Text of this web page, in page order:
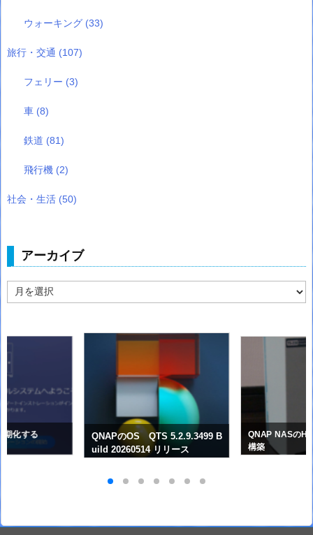
ウォーキング (33)
旅行・交通 (107)
フェリー (3)
車 (8)
鉄道 (81)
飛行機 (2)
社会・生活 (50)
アーカイブ
ー
ブ
期化する
QNAPのOS QTS 5.2.9.3499 B
uild 20260514 リリース
QNAP NASの
構築